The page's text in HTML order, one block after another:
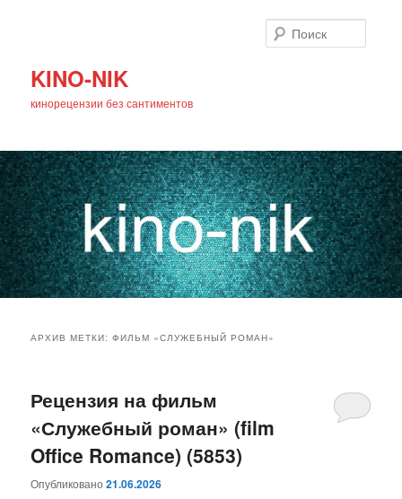
KINO-NIK
кинорецензии без сантиментов
основному
содержимому
дополнительному
содержимому
АРХИВ МЕТКИ:ФИЛЬМ «СЛУЖЕБНЫЙ РОМАН»
Рецензия на фильм
«Служебный роман» (film
Office Romance) (5853)
Опубликовано21.06.2026